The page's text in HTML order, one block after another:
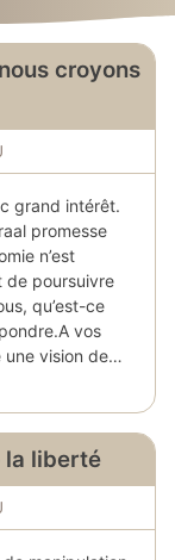
croyons
grand intérêt.
promesse
n’est
de poursuivre
qu’est-ce
vos
une vision de…
la liberté